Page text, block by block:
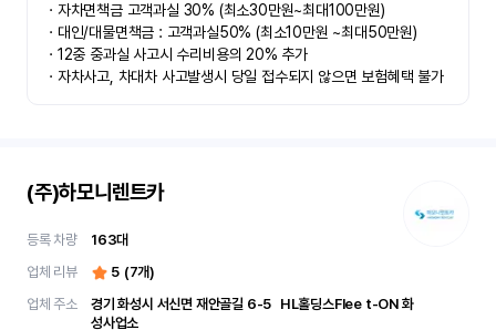
ㆍ자차면책금 고객과실 30% (최소30만원~최대100만원)
ㆍ대인/대물면책금 : 고객과실50% (최소10만원 ~최대50만원)
ㆍ12중 중과실 사고시 수리비용의 20% 추가
ㆍ자차사고, 차대차 사고발생시 당일 접수되지 않으면 보험혜택 불가
(주)하모니렌트카
등록 차량 163대
업체 리뷰
5 (7개)
업체 주소
경기 화성시 서신면 재안골길 6-5	 HL홀딩스Flee t-ON 화
성사업소